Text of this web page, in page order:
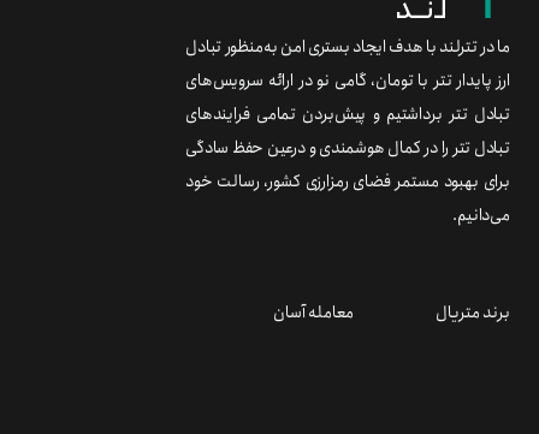
ما در تترلند با هدف ایجاد بستری امن به‌منظور تبادل
ارز پایدار تتر با تومان، گامی نو در ارائه سرویس‌های
تبادل تتر برداشتیم و پیش‌بردن تمامی فرایندهای
تبادل تتر را در کمال هوشمندی و درعین حفظ سادگی
برای بهبود مستمر فضای رمزارزی کشور، رسالت خود
می‌دانیم.
برند متریال معامله آسان